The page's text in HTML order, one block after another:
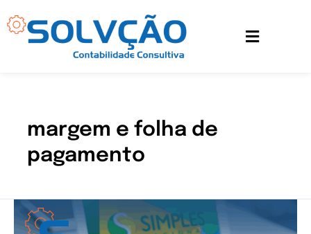
para
margem e folha de
pagamento
folha